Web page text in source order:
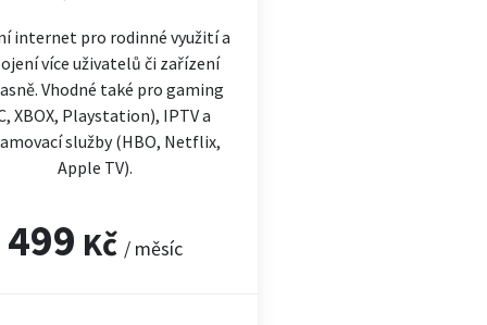
internet pro rodinné využití a
více uživatelů či zařízení
Vhodné také pro gaming
XBOX, Playstation), IPTV a
služby (HBO, Netflix,
Apple TV).
499 Kč / měsíc